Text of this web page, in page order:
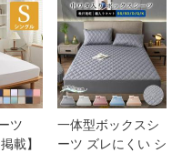
ツ
載】
一体型ボックスシ
ーツ ズレにくい シ